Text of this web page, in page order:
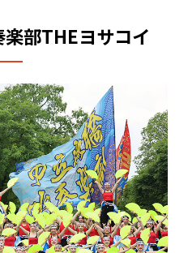
部THEヨサコイ